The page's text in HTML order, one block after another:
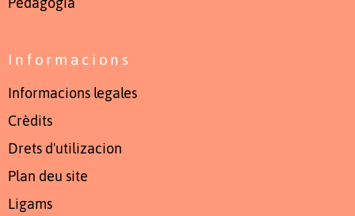
Informacions
Informacions legales
Crèdits
Drets d'utilizacion
Plan deu site
Ligams